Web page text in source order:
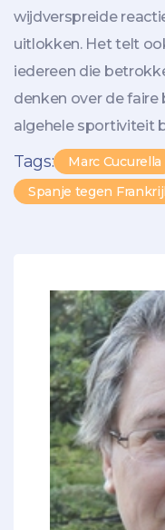
wijdverspreide
uitlokken. Het telt
iedereen die
denken over de faire
algehele sportiviteit
Tags: Marc Cucurella
Spanje tegen